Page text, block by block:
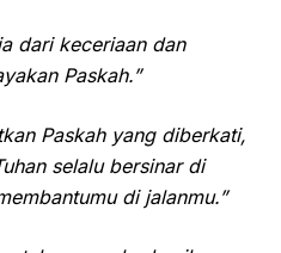
dari keceriaan dan
Paskah.”
Paskah yang diberkati,
selalu bersinar di
di jalanmu.”